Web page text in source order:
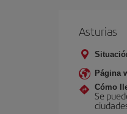
Asturias
Página
Cómo
Se